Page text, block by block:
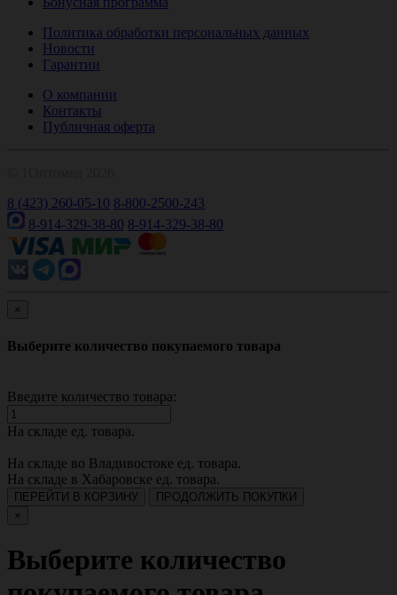
Политика обработки персональных данных
Новости
Гарантии
О компании
Контакты
Публичная оферта
8 (423) 260-05-10 8-800-2500-243
8-914-329-38-80 8-914-329-38-80
×
Выберите количество покупаемого товара
Введите количество товара:
На складе ед. товара.
На складе во Владивостоке ед. товара.
На складе в Хабаровске ед. товара.
ПЕРЕЙТИ В КОРЗИНУ
ПРОДОЛЖИТЬ ПОКУПКИ
×
Выберите количество